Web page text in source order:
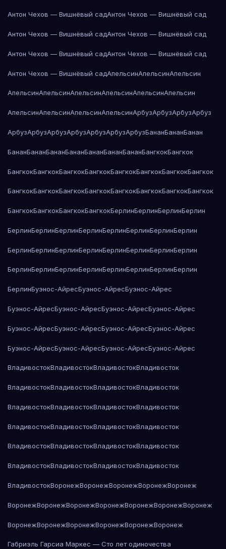
Антон Чехов — Вишнёвый садАнтон Чехов — Вишнёвый сад
Антон Чехов — Вишнёвый садАнтон Чехов — Вишнёвый сад
Антон Чехов — Вишнёвый садАнтон Чехов — Вишнёвый сад
Антон Чехов — Вишнёвый садАпельсинАпельсинАпельсин
АпельсинАпельсинАпельсинАпельсинАпельсинАпельсин
АпельсинАпельсинАпельсинАпельсинАрбузАрбузАрбузАрбуз
АрбузАрбузАрбузАрбузАрбузАрбузАрбузБананБананБанан
БананБананБананБананБананБананБананБангкокБангкок
БангкокБангкокБангкокБангкокБангкокБангкокБангкокБангкок
БангкокБангкокБангкокБангкокБангкокБангкокБангкокБангкок
БангкокБангкокБангкокБангкокБерлинБерлинБерлинБерлин
БерлинБерлинБерлинБерлинБерлинБерлинБерлинБерлин
БерлинБерлинБерлинБерлинБерлинБерлинБерлинБерлин
БерлинБерлинБерлинБерлинБерлинБерлинБерлинБерлин
БерлинБуэнос-АйресБуэнос-АйресБуэнос-Айрес
Буэнос-АйресБуэнос-АйресБуэнос-АйресБуэнос-Айрес
Буэнос-АйресБуэнос-АйресБуэнос-АйресБуэнос-Айрес
Буэнос-АйресБуэнос-АйресБуэнос-АйресБуэнос-Айрес
ВладивостокВладивостокВладивостокВладивосток
ВладивостокВладивостокВладивостокВладивосток
ВладивостокВладивостокВладивостокВладивосток
ВладивостокВладивостокВладивостокВладивосток
ВладивостокВладивостокВладивостокВладивосток
ВладивостокВладивостокВладивостокВладивосток
ВладивостокВоронежВоронежВоронежВоронежВоронеж
ВоронежВоронежВоронежВоронежВоронежВоронежВоронеж
ВоронежВоронежВоронежВоронежВоронежВоронеж
Габриэль Гарсиа Маркес — Сто лет одиночества